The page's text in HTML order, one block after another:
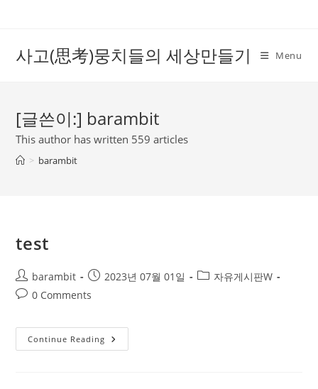
사고(思考)뭉치들의 세상만들기 Menu
[글쓴이:] barambit
This author has written 559 articles
> barambit
test
Post
author:
barambit
Post
published:
2023년 07월 01일
Post자유게시판W
Post0 Comments
Continue Reading Test